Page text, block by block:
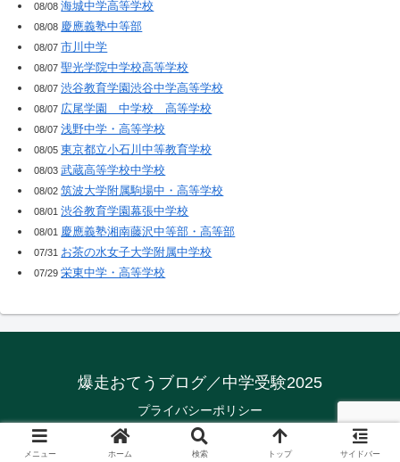
08/08海城中学高等学校
08/08 慶應義塾中等部
08/07市川中学
08/07聖光学院中学校高等学校
08/07渋谷教育学園渋谷中学高等学校
08/07 広尾学園 中学校 高等学校
08/07浅野中学・高等学校
08/05東京都立小石川中等教育学校
08/03武蔵高等学校中学校
08/02筑波大学附属駒場中・高等学校
08/01渋谷教育学園幕張中学校
08/01 慶應義塾湘南藤沢中等部・高等部
07/31 お茶の水女子大学附属中学校
07/29栄東中学・高等学校
爆走おてうブログ／中学受験2025
プライバシーポリシー
© 2018-2026 爆走おてうブログ／中学受験2025.
メニュー ホーム 検索 トップ サイドバー